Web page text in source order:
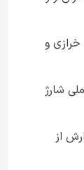
و
ملی شارژ
از